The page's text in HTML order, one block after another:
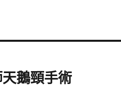
鵝頸手術